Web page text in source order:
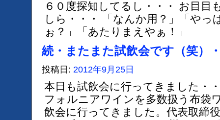
６０度探知してるし・・・ お目目
しら・・・ 「なんか用？」「やっ
ぉ？」「あたりまえやぁ！」
続・またまた試飲会です（笑）
投稿日: 2012年9月25日
本日も試飲会に行ってきました・
フォルニアワインを多数扱う布袋
飲会に行ってきました。代表取締